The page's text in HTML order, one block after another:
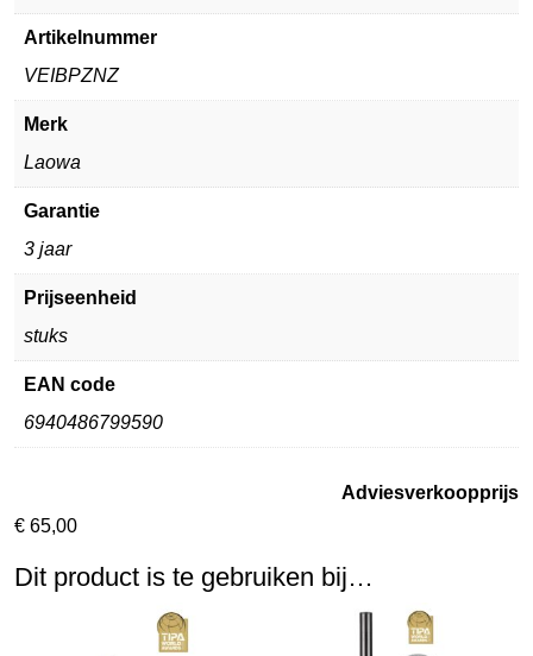
Artikelnummer
VEIBPZNZ
Merk
Laowa
Garantie
3 jaar
Prijseenheid
stuks
EAN code
6940486799590
Adviesverkoopprijs
€ 65,00
Dit product is te gebruiken bij…